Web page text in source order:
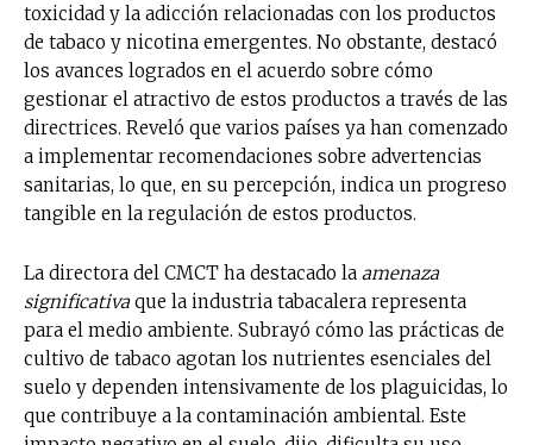
toxicidad y la adicción relacionadas con los productos
de tabaco y nicotina emergentes. No obstante, destacó
los avances logrados en el acuerdo sobre cómo
gestionar el atractivo de estos productos a través de las
directrices. Reveló que varios países ya han comenzado
a implementar recomendaciones sobre advertencias
sanitarias, lo que, en su percepción, indica un progreso
tangible en la regulación de estos productos.
La directora del CMCT ha destacado la amenaza
significativa que la industria tabacalera representa
para el medio ambiente. Subrayó cómo las prácticas de
cultivo de tabaco agotan los nutrientes esenciales del
suelo y dependen intensivamente de los plaguicidas, lo
que contribuye a la contaminación ambiental. Este